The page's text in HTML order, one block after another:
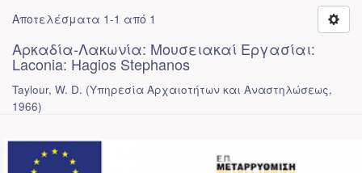
Αποτελέσματα 1-1 από 1
Αρκαδία-Λακωνία: Μουσειακαί Εργασίαι:
Laconia: Hagios Stephanos
Taylour, W. D. (Υπηρεσία Αρχαιοτήτων και Αναστηλώσεως,
1966)